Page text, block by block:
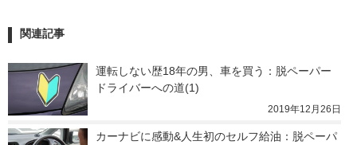
関連記事
運転しない歴18年の男、車を買う：脱ペーパー
ドライバーへの道(1)
2019年12月26日
カーナビに感動&人生初のセルフ給油：脱ペーパ